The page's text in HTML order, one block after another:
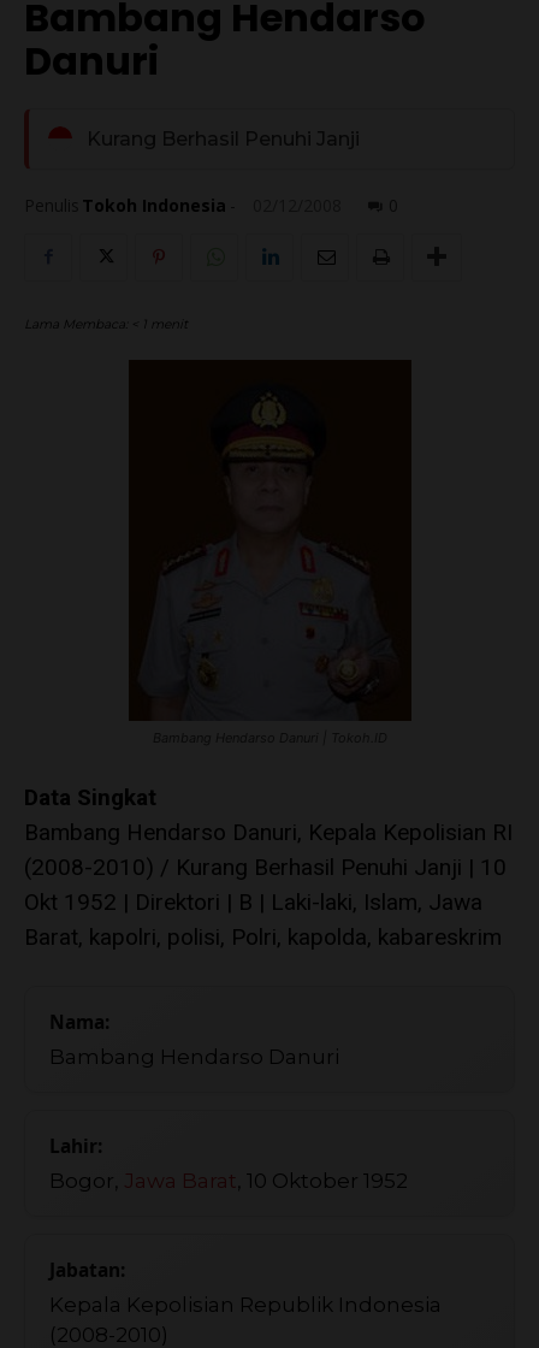
Bambang Hendarso
Danuri
Kurang Berhasil Penuhi Janji
Tokoh Indonesia
Lama Membaca: < 1 menit
Data Singkat
Bambang Hendarso Danuri, Kepala Kepolisian RI
(2008-2010) / Kurang Berhasil Penuhi Janji | 10
Okt 1952 | Direktori | B | Laki-laki, Islam, Jawa
Barat, kapolri, polisi, Polri, kapolda, kabareskrim
Nama:
Bambang Hendarso Danuri
Lahir:
Bogor, Jawa Barat , 10 Oktober 1952
Jabatan:
Kepala Kepolisian Republik Indonesia
(2008-2010)